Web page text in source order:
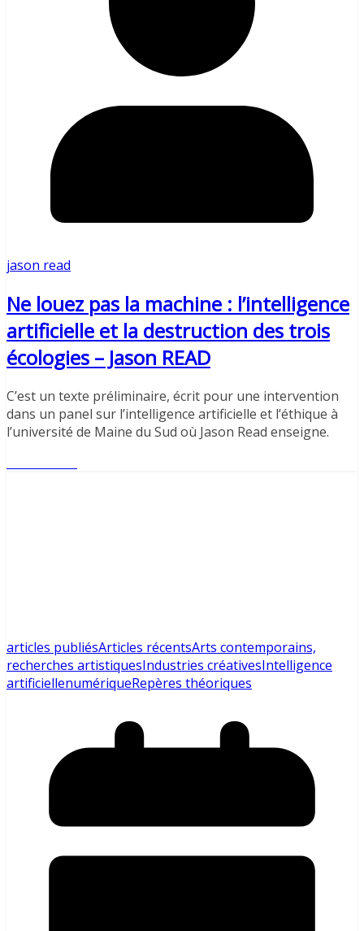
jason read
Ne louez pas la machine : l’intelligence
artificielle et la destruction des trois
écologies – Jason READ
C’est un texte préliminaire, écrit pour une intervention
dans un panel sur l’intelligence artificielle et l’éthique à
l’université de Maine du Sud où Jason Read enseigne.
articles publiésArticles récentsArts contemporains,
recherches artistiquesIndustries créativesIntelligence
artificiellenumériqueRepères théoriques